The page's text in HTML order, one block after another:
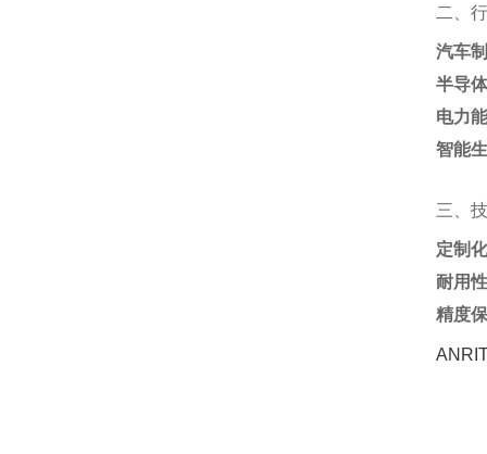
二、
汽车
半导
电力
智能
三、
定制
耐用性
精度